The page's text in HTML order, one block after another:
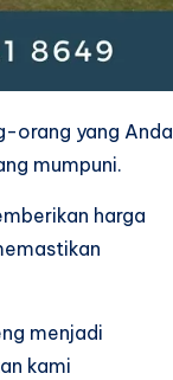
orang yang Anda
mumpuni.
harga
menjadi
kami